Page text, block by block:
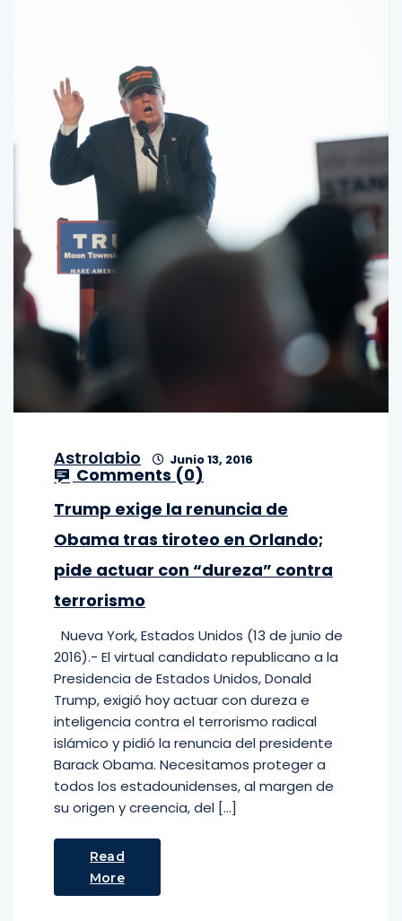
Astrolabio Junio 13, 2016
Comments (0)
Trump exige la renuncia de
Obama tras tiroteo en Orlando;
pide actuar con “dureza” contra
terrorismo
Nueva York, Estados Unidos (13 de junio de
2016).- El virtual candidato republicano a la
Presidencia de Estados Unidos, Donald
Trump, exigió hoy actuar con dureza e
inteligencia contra el terrorismo radical
islámico y pidió la renuncia del presidente
Barack Obama. Necesitamos proteger a
todos los estadounidenses, al margen de
su origen y creencia, del […]
Read
More